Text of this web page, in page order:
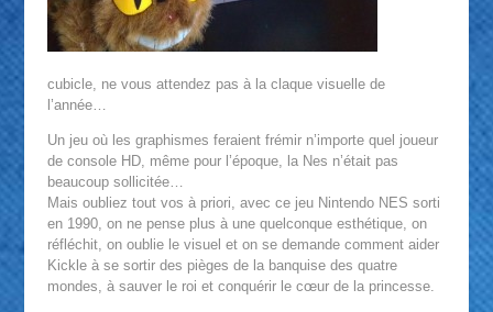
cubicle, ne vous attendez pas à la claque visuelle de
l’année…
Un jeu où les graphismes feraient frémir n’importe quel joueur
de console HD, même pour l’époque, la Nes n’était pas
beaucoup sollicitée…
Mais oubliez tout vos à priori, avec ce jeu Nintendo NES sorti
en 1990, on ne pense plus à une quelconque esthétique, on
réfléchit, on oublie le visuel et on se demande comment aider
Kickle à se sortir des pièges de la banquise des quatre
mondes, à sauver le roi et conquérir le cœur de la princesse.